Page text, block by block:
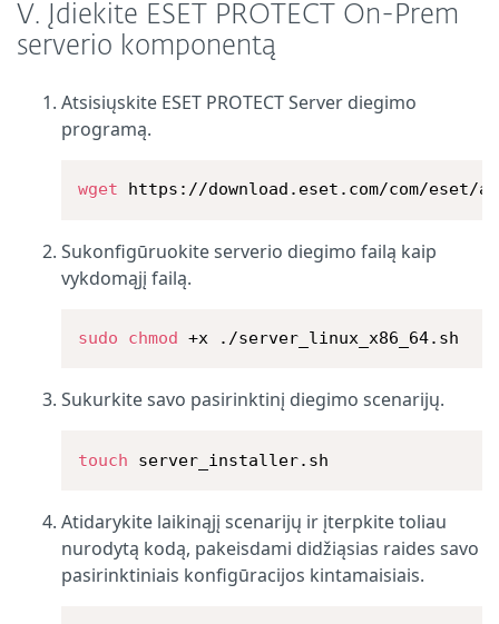
V. Įdiekite ESET PROTECT On-Prem
serverio komponentą
Atsisiųskite ESET PROTECT Server diegimo
programą.
wget https://download.eset.com/com/eset/
Sukonfigūruokite serverio diegimo failą kaip
vykdomąjį failą.
sudo chmod +x ./server_linux_x86_64.sh
Sukurkite savo pasirinktinį diegimo scenarijų.
touch server_installer.sh
Atidarykite laikinąjį scenarijų ir įterpkite toliau
nurodytą kodą, pakeisdami didžiąsias raides savo
pasirinktiniais konfigūracijos kintamaisiais.